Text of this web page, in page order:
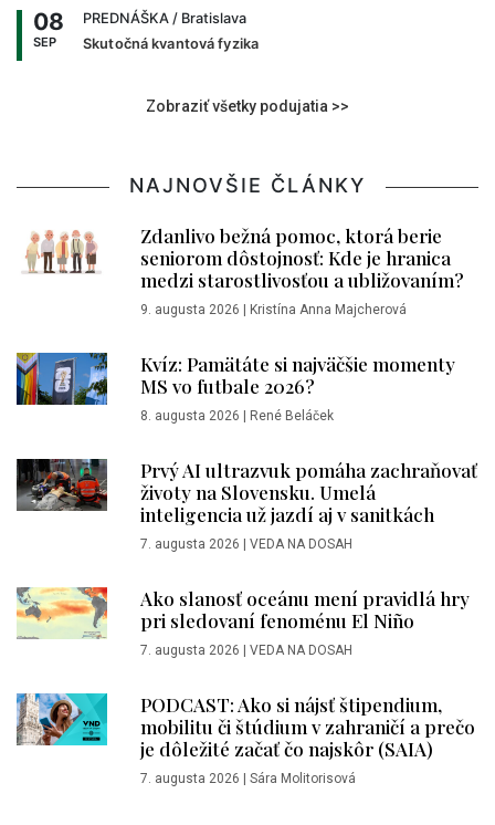
08
SEP
PREDNÁŠKA / Bratislava
Skutočná kvantová fyzika
Zobraziť všetky podujatia >>
NAJNOVŠIE ČLÁNKY
Zdanlivo bežná pomoc, ktorá berie
seniorom dôstojnosť: Kde je hranica
medzi starostlivosťou a ubližovaním?
9. augusta 2026 Kristína Anna Majcherová
Kvíz: Pamätáte si najväčšie momenty
MS vo futbale 2026?
8. augusta 2026 René Beláček
Prvý AI ultrazvuk pomáha zachraňovať
životy na Slovensku. Umelá
inteligencia už jazdí aj v sanitkách
7. augusta 2026 VEDA NA DOSAH
Ako slanosť oceánu mení pravidlá hry
pri sledovaní fenoménu El Niño
7. augusta 2026 VEDA NA DOSAH
PODCAST: Ako si nájsť štipendium,
mobilitu či štúdium v zahraničí a prečo
je dôležité začať čo najskôr (SAIA)
7. augusta 2026 Sára Molitorisová